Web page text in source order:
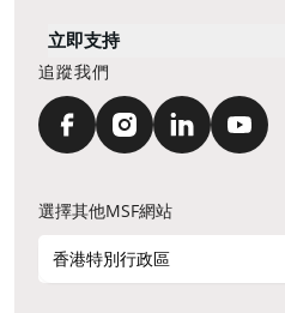
立即支持
追蹤我們
選擇其他MSF網站
香港特別行政區